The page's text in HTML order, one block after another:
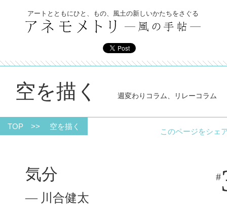
アートとともにひと、もの、風土の新しいかたちをさぐる
空を描く 週変わりコラム、リレーコラム
TOP >> 空を描く
このページをシ
#
気分
― 川合健太